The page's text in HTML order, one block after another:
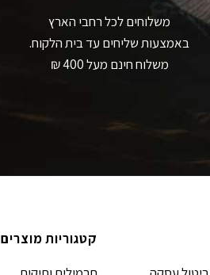
משלוחים לכל רחבי הארץ
באמצעות שליחים עד בית הלקוח.
משלוח חינם מעל 400 ₪
קטגוריות מוצרים